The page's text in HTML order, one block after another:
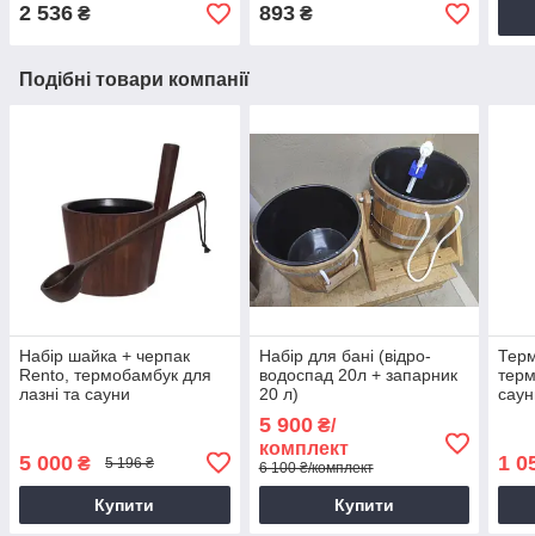
2 536 ₴ 893₴
Подібні товари компанії
Набір шайка + черпак
Rento, термобамбук для
лазні та сауни
5 000 ₴ 5 196 ₴
Купити
Набір для бані (відро-
водоспад 20л + запарник
20 л)
5 900₴/
комплект
6 100 ₴/комплект
Купити
1